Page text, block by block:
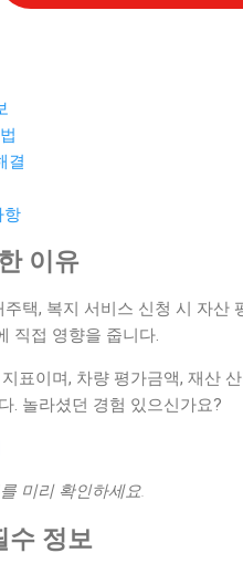
결
항
이유
주택, 복지 서비스 신청 시 자산
직접 영향을 줍니다.
표이며, 차량 평가금액, 재산
. 놀라셨던 경험 있으신가요?
미리 확인하세요.
수 정보